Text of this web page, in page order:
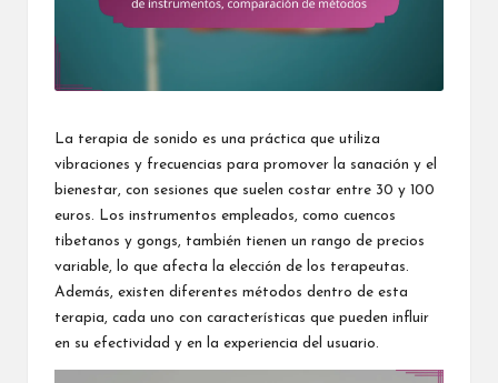
La terapia de sonido es una práctica que utiliza
vibraciones y frecuencias para promover la sanación y el
bienestar, con sesiones que suelen costar entre 30 y 100
euros. Los instrumentos empleados, como cuencos
tibetanos y gongs, también tienen un rango de precios
variable, lo que afecta la elección de los terapeutas.
Además, existen diferentes métodos dentro de esta
terapia, cada uno con características que pueden influir
en su efectividad y en la experiencia del usuario.